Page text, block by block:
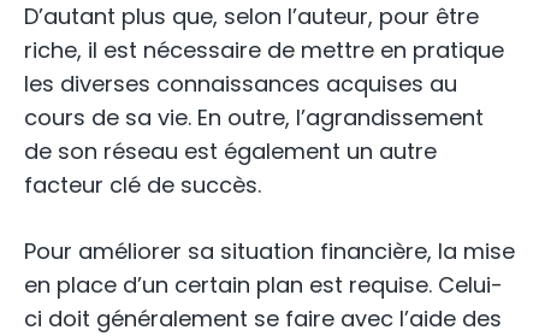
D’autant plus que, selon l’auteur, pour être
riche, il est nécessaire de mettre en pratique
les diverses connaissances acquises au
cours de sa vie. En outre, l’agrandissement
de son réseau est également un autre
facteur clé de succès.
Pour améliorer sa situation financière, la mise
en place d’un certain plan est requise. Celui-
ci doit généralement se faire avec l’aide des